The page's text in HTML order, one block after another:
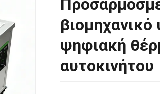
ψηφιακή
αυτοκινήτου